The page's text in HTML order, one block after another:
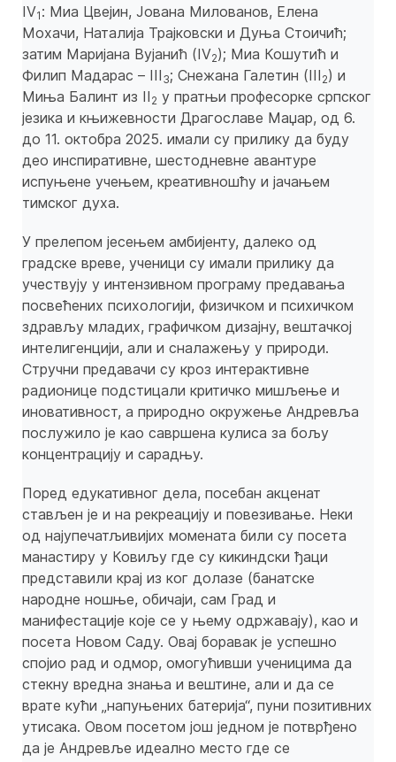
IV1 : Миа Цвејин, Јована Милованов, Елена
Мохачи, Наталија Трајковски и Дуња Стоичић;
затим Маријана Вујанић (IV2); Миа Кошутић и
Филип Мадарас – III 3; Снежана Галетин (III 2) и
Миња Балинт из II 2 у пратњи професорке српског
језика и књижевности Драгославе Маџар, од 6.
до 11. октобра 2025. имали су прилику да буду
део инспиративне, шестодневне авантуре
испуњене учењем, креативношћу и јачањем
тимског духа.
У прелепом јесењем амбијенту, далеко од
градске вреве, ученици су имали прилику да
учествују у интензивном програму предавања
посвећених психологији, физичком и психичком
здрављу младих, графичком дизајну, вештачкој
интелигенцији, али и сналажењу у природи.
Стручни предавачи су кроз интерактивне
радионице подстицали критичко мишљење и
иновативност, а природно окружење Андревља
послужило је као савршена кулиса за бољу
концентрацију и сарадњу.
Поред едукативног дела, посебан акценат
стављен је и на рекреацију и повезивање. Неки
од најупечатљивијих момената били су посета
манастиру у Ковиљу где су кикиндски ђаци
представили крај из ког долазе (банатске
народне ношње, обичаји, сам Град и
манифестације које се у њему одржавају), као и
посета Новом Саду. ​Овај боравак је успешно
спојио рад и одмор, омогућивши ученицима да
стекну вредна знања и вештине, али и да се
врате кући „напуњених батерија“, пуни позитивних
утисака. Овом посетом још једном је потврђено
да је Андревље идеално место где се